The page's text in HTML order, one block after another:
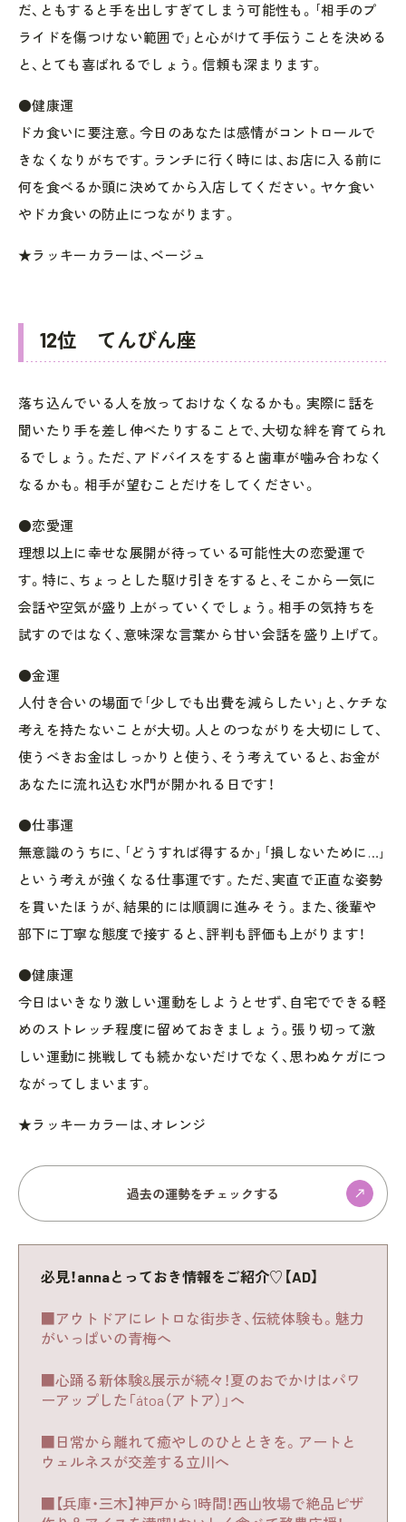
だ、ともすると手を出しすぎてしまう可能性も。｢相手のプ
ライドを傷つけない範囲で｣と心がけて手伝うことを決める
と、とても喜ばれるでしょう。信頼も深まります。
●健康運
ドカ食いに要注意。今日のあなたは感情がコントロールで
きなくなりがちです。ランチに行く時には、お店に入る前に
何を食べるか頭に決めてから入店してください。ヤケ食い
やドカ食いの防止につながります。
★ラッキーカラーは、ベージュ
12位 てんびん座
落ち込んでいる人を放っておけなくなるかも。実際に話を
聞いたり手を差し伸べたりすることで、大切な絆を育てられ
るでしょう。ただ、アドバイスをすると歯車が噛み合わなく
なるかも。相手が望むことだけをしてください。
●恋愛運
理想以上に幸せな展開が待っている可能性大の恋愛運で
す。特に、ちょっとした駆け引きをすると、そこから一気に
会話や空気が盛り上がっていくでしょう。相手の気持ちを
試すのではなく、意味深な言葉から甘い会話を盛り上げて。
●金運
人付き合いの場面で｢少しでも出費を減らしたい｣と、ケチな
考えを持たないことが大切。人とのつながりを大切にして、
使うべきお金はしっかりと使う、そう考えていると、お金が
あなたに流れ込む水門が開かれる日です！
●仕事運
無意識のうちに、｢どうすれば得するか｣｢損しないために…｣
という考えが強くなる仕事運です。ただ、実直で正直な姿勢
を貫いたほうが、結果的には順調に進みそう。また、後輩や
部下に丁寧な態度で接すると、評判も評価も上がります！
●健康運
今日はいきなり激しい運動をしようとせず、自宅でできる軽
めのストレッチ程度に留めておきましょう。張り切って激
しい運動に挑戦しても続かないだけでなく、思わぬケガにつ
ながってしまいます。
★ラッキーカラーは、オレンジ
過去の運勢をチェックする
必見！annaとっておき情報をご紹介♡【AD】
■アウトドアにレトロな街歩き、伝統体験も。魅力
がいっぱいの青梅へ
■心踊る新体験&展示が続々！夏のおでかけはパワ
ーアップした「átoa（アトア）」へ
■日常から離れて癒やしのひとときを。アートと
ウェルネスが交差する立川へ
■【兵庫・三木】神戸から1時間！西山牧場で絶品ピザ